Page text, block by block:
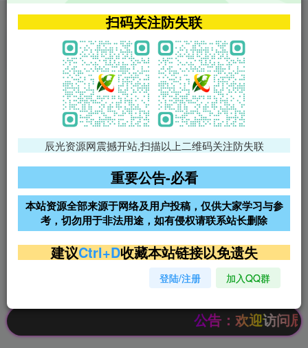
VIP特权介绍 APP源码
VIP特权介绍
火
VIP特权介绍
影视源码
影视源码
免费领支付宝红包
腾讯轻量4核4G3M服务器38元/
阿里云2核2G200M服务器68元/
年
雨云高防免备案服务器
超低价文字广告位招租 超低价文字广告位招租
超低价文字广告位招租
公告：欢迎访问辰光资
扫码关注防失联
辰光资源网震撼开站,扫描以上二维码关注防失联
重要公告-必看
本站资源全部来源于网络及用户投稿，仅供大家学习与参
考，切勿用于非法用途，如有侵权请联系站长删除
建议Ctrl+D收藏本站链接以免遗失
登陆/注册 加入QQ群